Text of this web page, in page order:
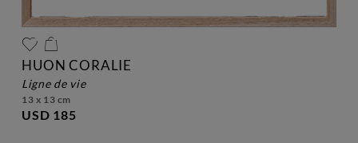
HUON CORALIE
ligne de vie
13 x 13 cm
USD 185